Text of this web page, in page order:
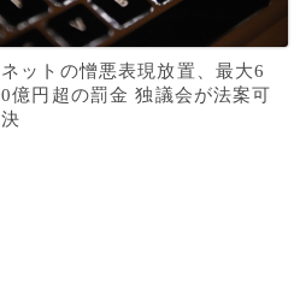
ネットの憎悪表現放置、最大6
0億円超の罰金 独議会が法案可
決